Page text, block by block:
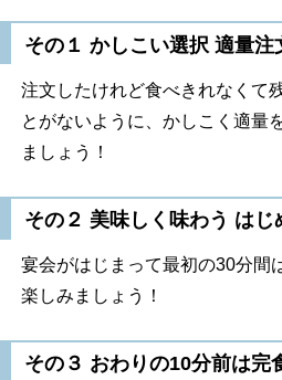
その１ かしこい選択 適量注
注文したけれど食べきれなくて
とがないように、かしこく適量
ましょう！
その２ 美味しく味わう はじ
宴会がはじまって最初の30分間
楽しみましょう！
その３ おわりの10分前は完